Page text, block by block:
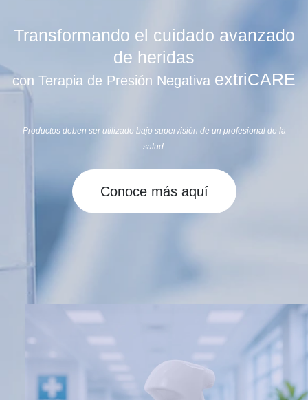
Transformando el cuidado avanzado
de heridas
con Terapia de Presión Negativa extriCARE
Productos deben ser utilizado bajo supervisión de un profesional de la
salud.
Conoce más aquí